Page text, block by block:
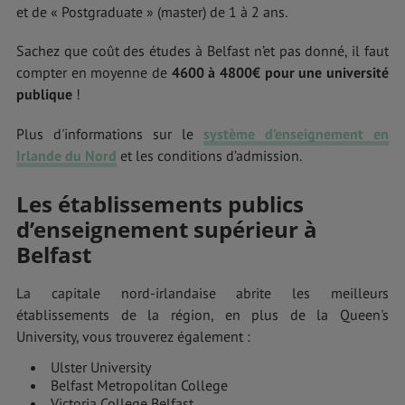
et de « Postgraduate » (master) de 1 à 2 ans.
Sachez que coût des études à Belfast n’et pas donné, il faut
compter en moyenne de 4600 à 4800€ pour une université
publique !
Plus d'informations sur le système d’enseignement en
Irlande du Nord et les conditions d’admission.
Les établissements publics
d’enseignement supérieur à
Belfast
La capitale nord-irlandaise abrite les meilleurs
établissements de la région, en plus de la Queen's
University, vous trouverez également :
Ulster University
Belfast Metropolitan College